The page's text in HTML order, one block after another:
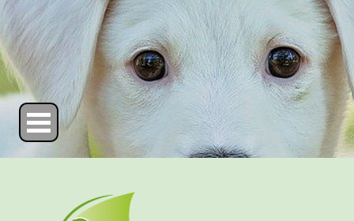
Direkt zum Seiteninhalt
Menü überspringen